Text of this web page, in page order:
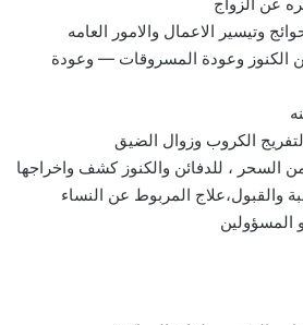
وتيسير الاعمال والامور العامه
الكنوز وعودة المسروقات — وعودة
الكروب وزوال الضيق
السحر ، للدفائن والكنوز كشف واخراجها
والقبول،علاج المربوط عن النساء
المسؤولين